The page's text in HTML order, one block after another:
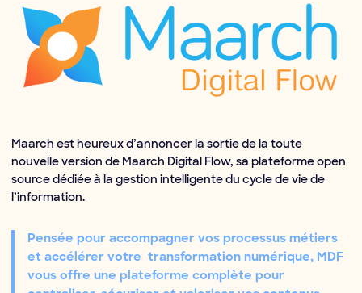
Maarch est heureux d’annoncer la sortie de la toute
nouvelle version de Maarch Digital Flow, sa plateforme open
source dédiée à la gestion intelligente du cycle de vie de
l’information.
Pensée pour accompagner vos processus métiers
et accélérer votre transformation numérique, MDF
vous offre une plateforme complète pour